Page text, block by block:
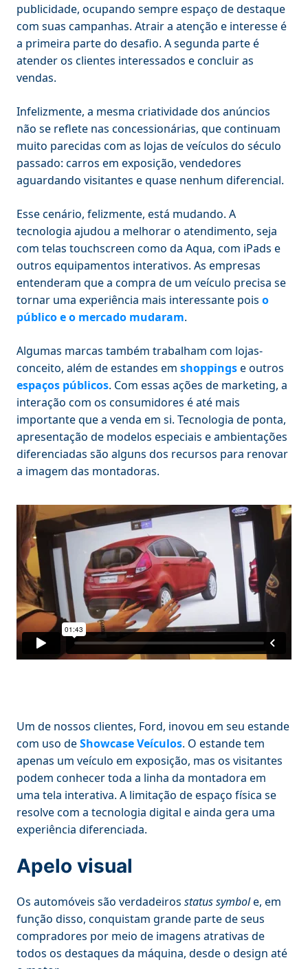
publicidade, ocupando sempre espaço de destaque
com suas campanhas. Atrair a atenção e interesse é
a primeira parte do desafio. A segunda parte é
atender os clientes interessados e concluir as
vendas.
Infelizmente, a mesma criatividade dos anúncios
não se reflete nas concessionárias, que continuam
muito parecidas com as lojas de veículos do século
passado: carros em exposição, vendedores
aguardando visitantes e quase nenhum diferencial.
Esse cenário, felizmente, está mudando. A
tecnologia ajudou a melhorar o atendimento, seja
com telas touchscreen como da Aqua, com iPads e
outros equipamentos interativos. As empresas
entenderam que a compra de um veículo precisa se
tornar uma experiência mais interessante pois o
público e o mercado mudaram.
Algumas marcas também trabalham com lojas-
conceito, além de estandes em shoppingse outros
espaços públicos. Com essas ações de marketing, a
interação com os consumidores é até mais
importante que a venda em si. Tecnologia de ponta,
apresentação de modelos especiais e ambientações
diferenciadas são alguns dos recursos para renovar
a imagem das montadoras.
Um de nossos clientes, Ford, inovou em seu estande
com uso deShowcase Veículos. O estande tem
apenas um veículo em exposição, mas os visitantes
podem conhecer toda a linha da montadora em
uma tela interativa. A limitação de espaço física se
resolve com a tecnologia digital e ainda gera uma
experiência diferenciada.
Apelo visual
Os automóveis são verdadeiros status symbole, em
função disso, conquistam grande parte de seus
compradores por meio de imagens atrativas de
todos os destaques da máquina, desde o design até